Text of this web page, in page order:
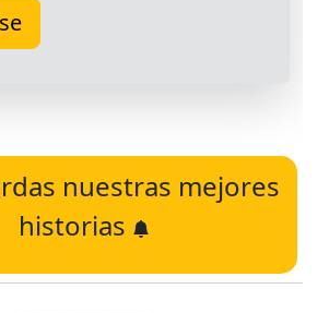
nuestras mejores
historias